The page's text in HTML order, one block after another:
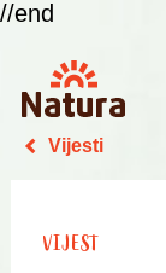
//end
Vijesti
VIJEST